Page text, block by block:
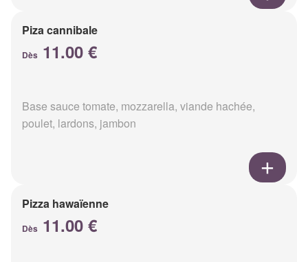
Piza cannibale
Dès 11.00 €
Base sauce tomate, mozzarella, viande hachée,
poulet, lardons, jambon
Pizza hawaïenne
Dès 11.00 €